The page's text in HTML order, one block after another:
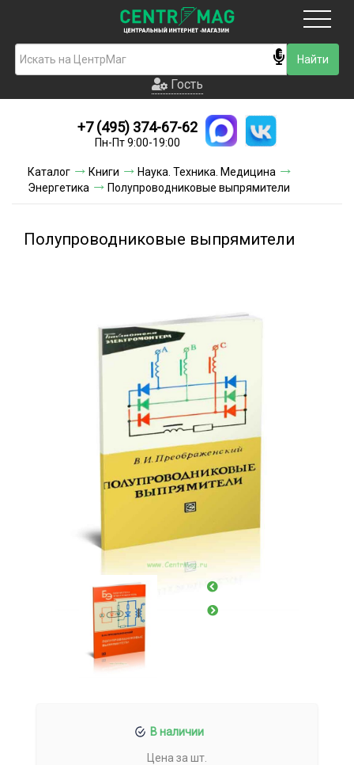
Гость
Новинки
Условия доставки
Контакты
Гость
+7 (495) 374-67-62
Пн-Пт 9:00-19:00
Каталог Книги
Наука. Техника. Медицина
Энергетика
Полупроводниковые выпрямители
Полупроводниковые выпрямители
В наличии
Цена за шт.